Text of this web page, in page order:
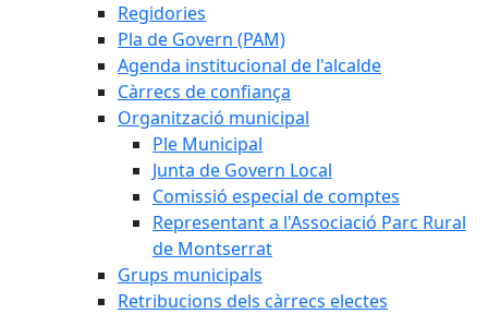
Regidories
Pla de Govern (PAM)
Agenda institucional de l'alcalde
Càrrecs de confiança
Organització municipal
Ple Municipal
Junta de Govern Local
Comissió especial de comptes
Representant a l'Associació Parc Rural
de Montserrat
Grups municipals
Retribucions dels càrrecs electes